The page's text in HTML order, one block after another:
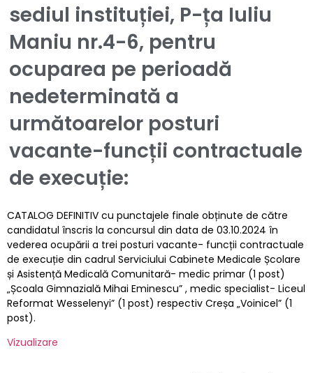
sediul instituției, P-ța Iuliu
Maniu nr.4-6, pentru
ocuparea pe perioadă
nedeterminată a
următoarelor posturi
vacante-funcții contractuale
de execuție:
CATALOG DEFINITIV cu punctajele finale obținute de către
candidatul înscris la concursul din data de 03.10.2024 în
vederea ocupării a trei posturi vacante- funcții contractuale
de execuție din cadrul Serviciului Cabinete Medicale Școlare
și Asistență Medicală Comunitară- medic primar (1 post)
„Școala Gimnazială Mihai Eminescu” , medic specialist- Liceul
Reformat Wesselenyi” (1 post) respectiv Creșa „Voinicel” (1
post).
Vizualizare